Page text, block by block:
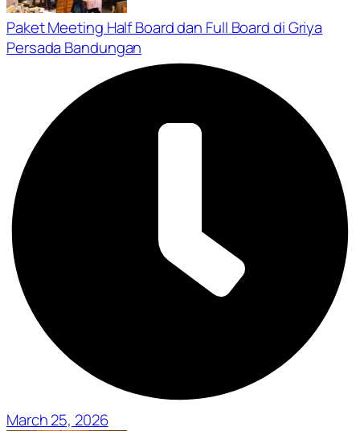
Paket Meeting Half Board dan Full Board di Griya
Persada Bandungan
March 25, 2026